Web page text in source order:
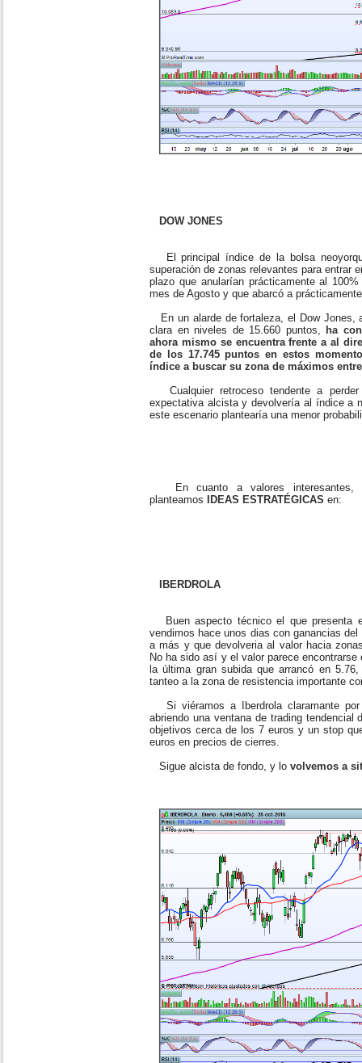
DOW JONES
El principal índice de la bolsa
superación de zonas relevantes para entrar
plazo que anularían prácticamente al
mes de Agosto y que abarcó a
En un alarde de fortaleza, el Dow Jones,
clara en niveles de 15.660 puntos, ha
ahora mismo se encuentra frente a al
de los 17.745 puntos en estos
índice a buscar su zona de máximos entre
Cualquier retroceso tendente a perder
expectativa alcista y devolvería al índice a
este escenario plantearía una menor
En cuanto a valores interesantes,
planteamos
IDEAS ESTRATÉGICAS en:
IBERDROLA
Buen aspecto técnico el que presenta
vendimos hace unos dias con ganancias
a más y que devolveria al valor hacia
No ha sido así y el valor parece
la última gran subida que arrancó en
tanteo a la zona de resistencia importante
Si viéramos a Iberdrola claramante
abriendo una ventana de trading tendencial
objetivos cerca de los 7 euros y un stop
euros en precios de cierres.
Sigue alcista de fondo, y lo volvemos a